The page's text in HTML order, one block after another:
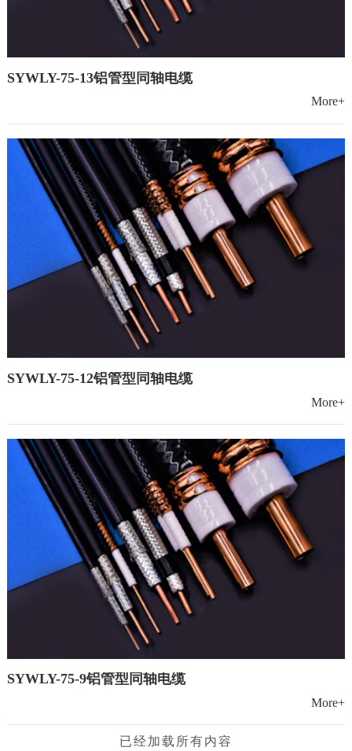
SYWLY-75-13铝管型同轴电缆
More+
SYWLY-75-12铝管型同轴电缆
More+
SYWLY-75-9铝管型同轴电缆
More+
已经加载所有内容